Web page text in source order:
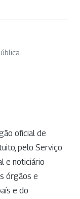
oficial de
pelo Serviço
e noticiário
órgãos e
e do